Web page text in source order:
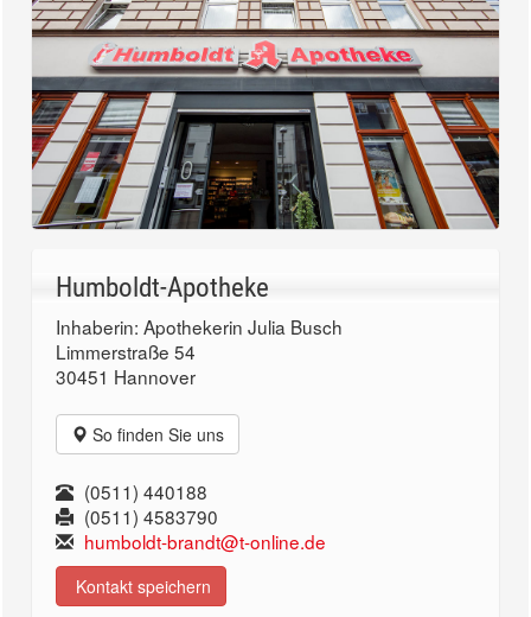
Humboldt-Apotheke
Inhaberin: Apothekerin Julia Busch
Limmerstraße 54
30451 Hannover
So finden Sie uns
(0511) 440188
(0511) 4583790
humboldt-brandt@t-online.de
Kontakt speichern